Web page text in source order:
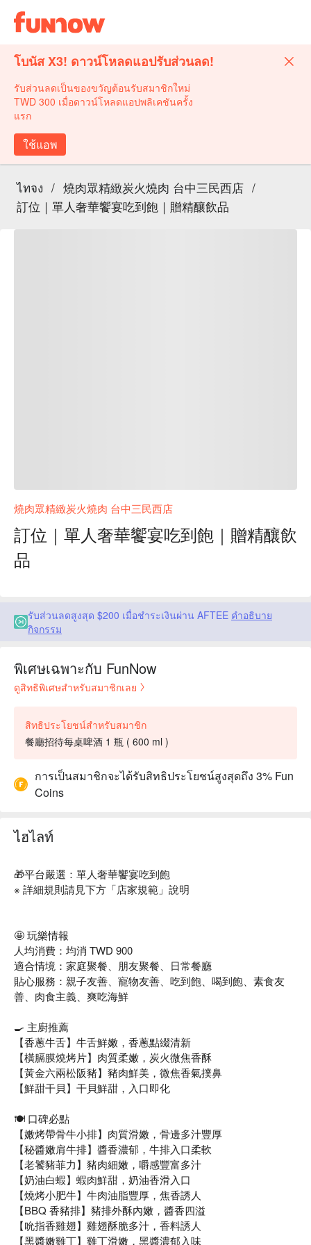
โบนัส X3! ดาวน์โหลดแอปรับส่วนลด!
รับส่วนลดเป็นของขวัญต้อนรับสมาชิกใหม่
TWD 300 เมื่อดาวน์โหลดแอปพลิเคชันครั้ง
แรก
ใช้แอพ
ไทจง / 燒肉眾精緻炭火燒肉 台中三民西店 /
訂位｜單人奢華饗宴吃到飽｜贈精釀飲品
燒肉眾精緻炭火燒肉 台中三民西店
訂位｜單人奢華饗宴吃到飽｜贈精釀飲
品
รับส่วนลดสูงสุด $200 เมื่อชำระเงินผ่าน AFTEE คำอธิบาย
กิจกรรม
พิเศษเฉพาะกับ FunNow
ดูสิทธิพิเศษสำหรับสมาชิกเลย
สิทธิประโยชน์สำหรับสมาชิก
餐廳招待每桌啤酒 1 瓶 ( 600 ml )
การเป็นสมาชิกจะได้รับสิทธิประโยชน์สูงสุดถึง 3% Fun
Coins
ไฮไลท์
🎁平台嚴選：單人奢華饗宴吃到飽
※ 詳細規則請見下方「店家規範」說明
🤩 玩樂情報
人均消費：均消 TWD 900
適合情境：家庭聚餐、朋友聚餐、日常餐廳
貼心服務：親子友善、寵物友善、吃到飽、喝到飽、素食友
善、肉食主義、爽吃海鮮
🍳 主廚推薦
【香蔥牛舌】牛舌鮮嫩，香蔥點綴清新
【橫膈膜燒烤片】肉質柔嫩，炭火微焦香酥
【黃金六兩松阪豬】豬肉鮮美，微焦香氣撲鼻
【鮮甜干貝】干貝鮮甜，入口即化
🍽️ 口碑必點
【嫩烤帶骨牛小排】肉質滑嫩，骨邊多汁豐厚
【秘醬嫩肩牛排】醬香濃郁，牛排入口柔軟
【老饕豬菲力】豬肉細嫩，嚼感豐富多汁
【奶油白蝦】蝦肉鮮甜，奶油香滑入口
【燒烤小肥牛】牛肉油脂豐厚，焦香誘人
【BBQ 香豬排】豬排外酥內嫩，醬香四溢
【吮指香雞翅】雞翅酥脆多汁，香料誘人
【黑醬嫩雞丁】雞丁滑嫩，黑醬濃郁入味